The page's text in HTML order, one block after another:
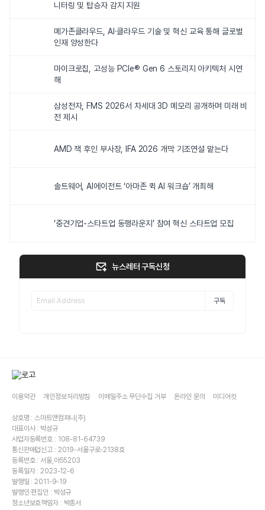
니터링 및 탑승자 감지 지원
메가존클라우드, AI·클라우드 기술 및 혁신 교육 통해 글로벌
인재 양성한다
마이크로칩, 고성능 PCIe® Gen 6 스토리지 아키텍처 시연
해
삼성전자, FMS 2026서 차세대 3D 메모리 공개하며 미래 비
전 제시
AMD 잭 후인 부사장, IFA 2026 개막 기조연설 맡는다
솔트웨어, AI에이전트 ‘아마존 퀵 AI 워크숍’ 개최해
‘중견기업-스타트업 동행라운지’ 참여 혁신 스타트업 모집
뉴스레터 구독신청
구독
이용약관 개인정보처리방침 이메일주소 무단수집 거부 온라인 문의 미디어킷
상호명 : 스마트앤컴퍼니(주)
대표이사 : 박성규
사업자등록번호 : 108-81-64739
통신판매업신고 : 2019-서울구로-2138호
등록번호 : 서울,아55203
등록일자 : 2023-12-6
발행일 : 2011-9-19
발행인·편집인 : 박성규
청소년보호책임자 : 박종서